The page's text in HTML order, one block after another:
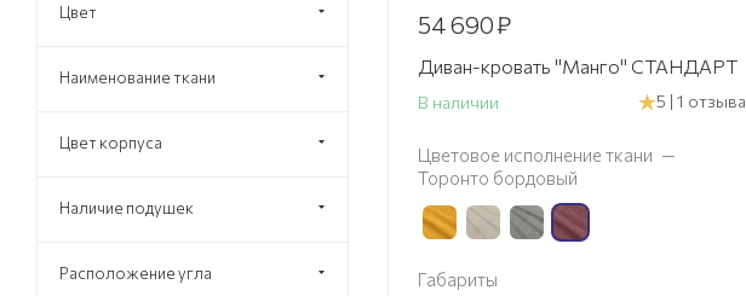
54 690₽
Диван-кровать "Манго" СТАНДАРТ
В наличии 5 | 1 отзыва
Цветовое исполнение ткани —
Торонто бордовый
Габариты
Цвет
Наименование ткани
Цвет корпуса
Наличие подушек
Расположение угла